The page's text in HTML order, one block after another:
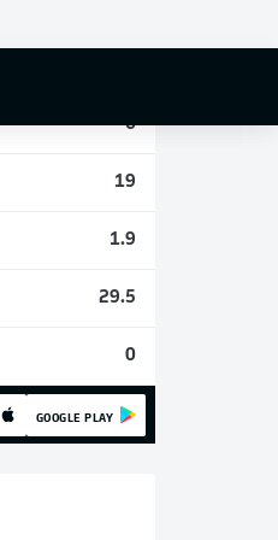
6
19
1.9
29.5
0
GOOGLE PLAY